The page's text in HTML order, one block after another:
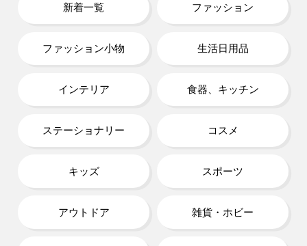
新着一覧 ファッション
ファッション小物 生活日用品
インテリア 食器、キッチン
ステーショナリー コスメ
キッズ スポーツ
アウトドア 雑貨・ホビー